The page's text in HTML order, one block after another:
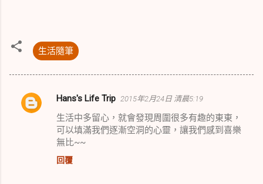
生活隨筆
留
Hans's Life Trip 2015年2月24日 清晨5:19
生活中多留心，就會發現周圍很多有趣的東東，
可以填滿我們逐漸空洞的心靈，讓我們感到喜樂
無比~~
回覆